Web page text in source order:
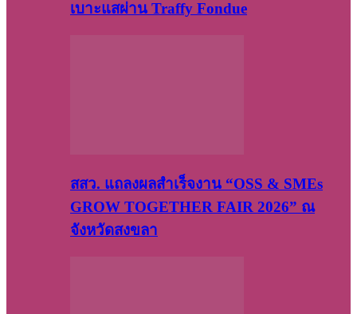
เบาะแสผ่าน Traffy Fondue
สสว. แถลงผลสำเร็จงาน “OSS & SMEs
GROW TOGETHER FAIR 2026” ณ
จังหวัดสงขลา